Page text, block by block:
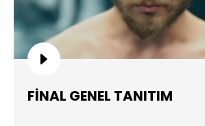
FİNAL GENEL TANITIM